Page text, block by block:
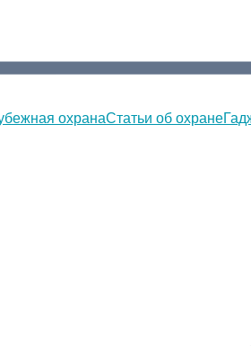
охранаСтатьи об охране